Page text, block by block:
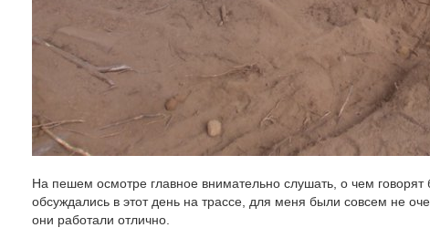
На пешем осмотре главное внимательно слушать, о чем
обсуждались в этот день на трассе, для меня были совсем не
они работали отлично.